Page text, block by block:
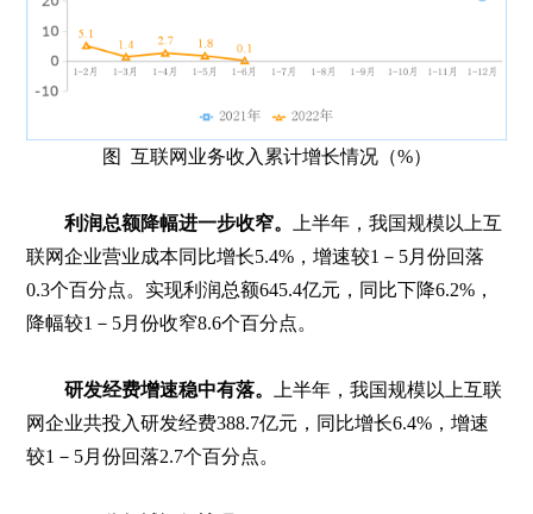
图 互联网业务收入累计增长情况（%）
利润总额降幅进一步收窄。
上半年，我国规模以上互
联网企业营业成本同比增长5.4%，增速较1－5月份回落
0.3个百分点。实现利润总额645.4亿元，同比下降6.2%，
降幅较1－5月份收窄8.6个百分点。
研发经费增速稳中有落。
上半年，我国规模以上互联
网企业共投入研发经费388.7亿元，同比增长6.4%，增速
较1－5月份回落2.7个百分点。